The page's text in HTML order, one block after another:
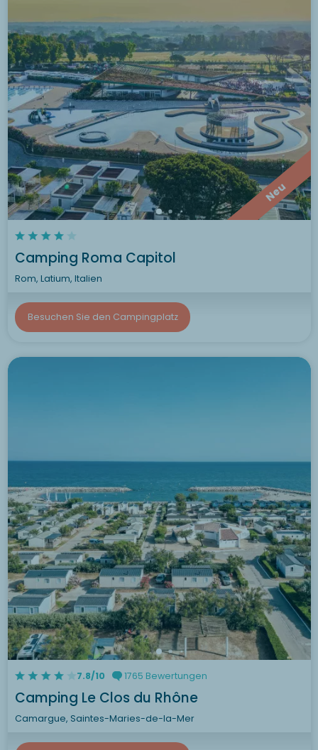
Neu
Camping Roma Capitol
Rom, Latium, Italien
Besuchen Sie den Campingplatz
7.8/10 1765 Bewertungen
Camping Le Clos du Rhône
Camargue, Saintes-Maries-de-la-Mer